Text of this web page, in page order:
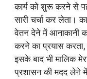
कार्य को शुरू करने से
सारी चर्चा कर लेता।
वेतन देने में आनाकानी
करने का प्रयास
इसके बाद भी मालिक
प्रशासन की मदद लेने